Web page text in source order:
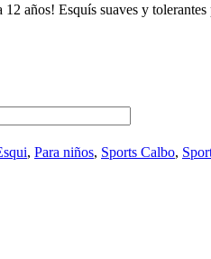
12 años! Esquís suaves y
, Para niños, Sports Calbo,